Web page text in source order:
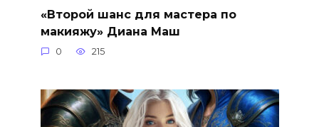
«Второй шанс для мастера по
макияжу» Диана Маш
0 215